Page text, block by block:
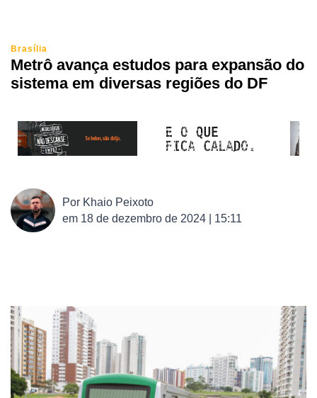
Brasília
Metrô avança estudos para expansão do
sistema em diversas regiões do DF
Por Khaio Peixoto
em 18 de dezembro de 2024 | 15:11